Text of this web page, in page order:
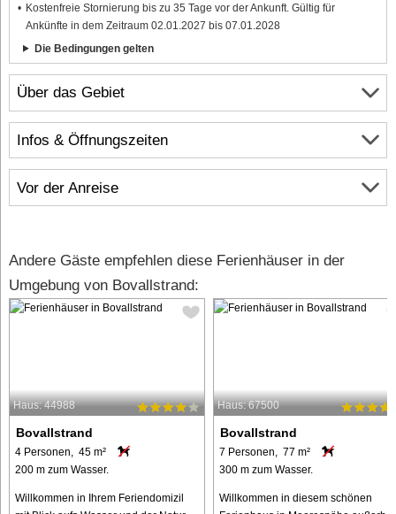
Über das Gebiet
Infos & Öffnungszeiten
Vor der Anreise
Kostenfreie Stornierung bis zu 35 Tage vor der Ankunft. Gültig für
Ankünfte in dem Zeitraum 02.01.2027 bis 07.01.2028
Die Bedingungen gelten
Andere Gäste empfehlen diese Ferienhäuser in der
Umgebung von Bovallstrand:
Haus: 44988
Bovallstrand
4 Personen, 45 m²
200 m zum Wasser.
Willkommen in Ihrem Feriendomizil
Haus: 67500
Bovallstrand
7 Personen, 77 m²
300 m zum Wasser.
Willkommen in diesem schönen